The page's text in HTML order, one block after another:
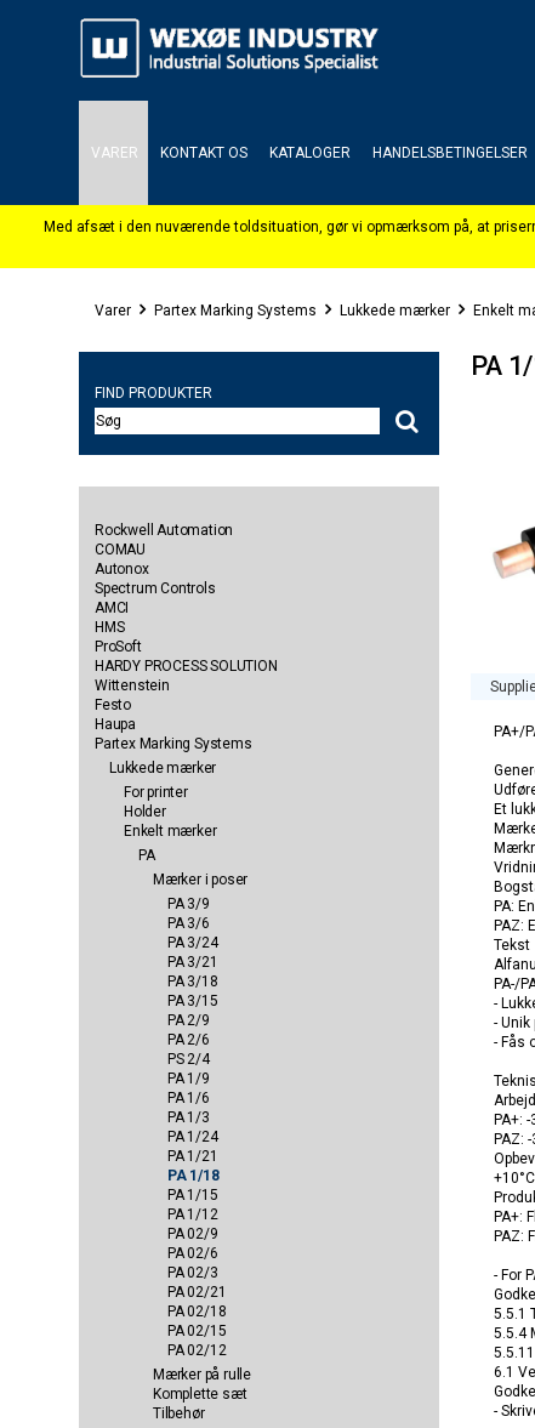
VARER KONTAKT OS KATALOGER HANDELSBETINGELSER
Varer Partex Marking Systems Lukkede mærker Enkelt
FIND PRODUKTER
Rockwell Automation
COMAU
Autonox
Spectrum Controls
AMCI
HMS
ProSoft
HARDY PROCESS SOLUTION
Wittenstein
Festo
Haupa
Partex Marking Systems
Lukkede mærker
For printer
Holder
Enkelt mærker
PA
Mærker i poser
PA 3/9
PA 3/6
PA 3/24
PA 3/21
PA 3/18
PA 3/15
PA 2/9
PA 2/6
PS 2/4
PA 1/9
PA 1/6
PA 1/3
PA 1/24
PA 1/21
PA 1/18
PA 1/15
PA 1/12
PA 02/9
PA 02/6
PA 02/3
PA 02/21
PA 02/18
PA 02/15
PA 02/12
Mærker på rulle
Komplette sæt
Tilbehør
PA
PA+/
Et
PA:
PAZ:
Tekst
PA-/
-
-
- Fås
PA+:
PAZ:
PA+:
PAZ:
- For
5.5.1
5.5.4
6.1
-